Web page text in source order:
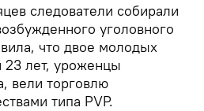
следователи собирали
уголовного
что двое молодых
23 лет, уроженцы
вели торговлю
типа PVP.